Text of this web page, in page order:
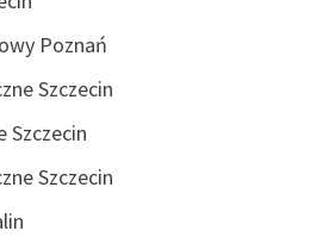
Poznań
Szczecin
Szczecin
Szczecin